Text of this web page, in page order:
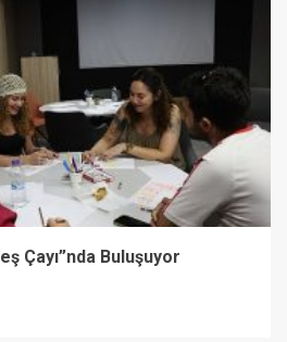
Çayı”nda Buluşuyor